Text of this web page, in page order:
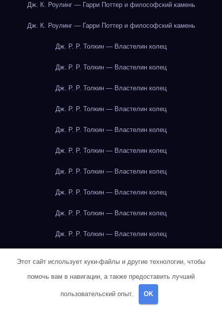
Дж. К. Роулинг — Гарри Поттер и философский камень
Дж. К. Роулинг — Гарри Поттер и философский камень
Дж. Р. Р. Толкин — Властелин колец
Дж. Р. Р. Толкин — Властелин колец
Дж. Р. Р. Толкин — Властелин колец
Дж. Р. Р. Толкин — Властелин колец
Дж. Р. Р. Толкин — Властелин колец
Дж. Р. Р. Толкин — Властелин колец
Дж. Р. Р. Толкин — Властелин колец
Дж. Р. Р. Толкин — Властелин колец
Дж. Р. Р. Толкин — Властелин колец
Дж. Р. Р. Толкин — Властелин колец
Дж. Р. Р. Толкин — Властелин колец
Дж. Р. Р. Толкин — Властелин колец
Этот сайт использует куки-файлы и другие технологии, чтобы
помочь вам в навигации, а также предоставить лучший
пользовательский опыт. OK